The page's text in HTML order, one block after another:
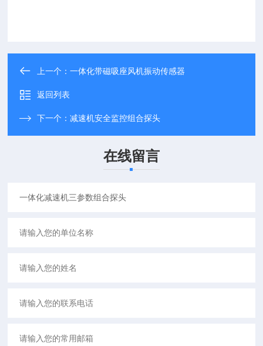
上一个：一体化带磁吸座风机振动传感器
返回列表
下一个：减速机安全监控组合探头
在线留言